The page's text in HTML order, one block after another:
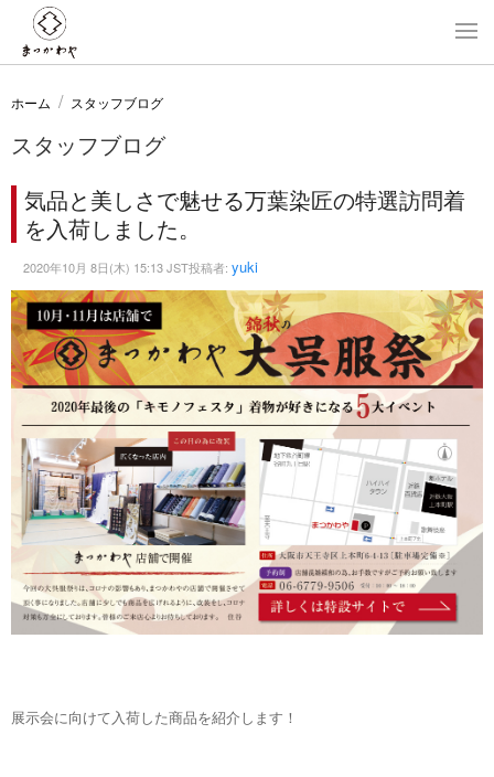
ホーム スタッフブログ
スタッフブログ
気品と美しさで魅せる万葉染匠の特選訪問着
を入荷しました。
2020年10月 8日(木) 15:13 JST投稿者: yuki
展示会に向けて入荷した商品を紹介します！